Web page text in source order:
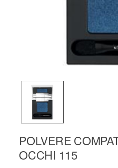
POLVERE
OCCHI 115